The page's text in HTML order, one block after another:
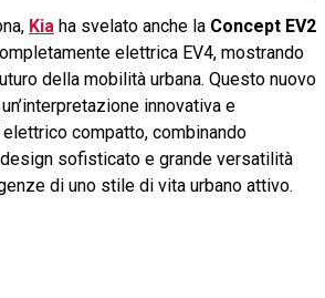
Kia ha svelato anche la Concept EV2
elettrica EV4, mostrando
della mobilità urbana. Questo nuovo
innovativa e
compatto, combinando
sofisticato e grande versatilità
di uno stile di vita urbano attivo.